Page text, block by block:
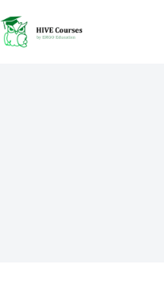
к
сути